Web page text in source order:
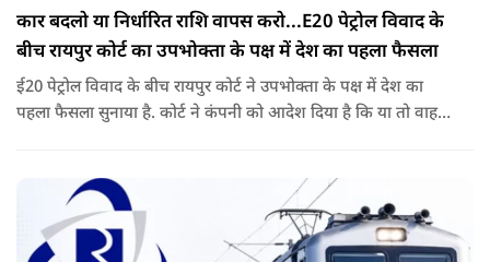
कार बदलो या निर्धारित राशि वापस करो...E20 पेट्रोल विवाद के
बीच रायपुर कोर्ट का उपभोक्ता के पक्ष में देश का पहला फैसला
ई20 पेट्रोल विवाद के बीच रायपुर कोर्ट ने उपभोक्ता के पक्ष में देश का
पहला फैसला सुनाया है. कोर्ट ने कंपनी को आदेश दिया है कि या तो वाहन